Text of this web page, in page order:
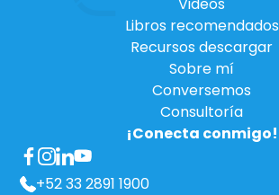
Videos
Libros recomendados
Recursos descargar
Sobre mí
Conversemos
Consultoría
¡Conecta conmigo!
+52 33 2891 1900